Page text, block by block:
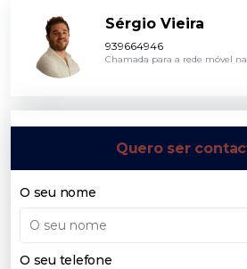
Sérgio Vieira
939664946
Chamada para a rede móvel
Quero ser
O seu nome
O seu telefone